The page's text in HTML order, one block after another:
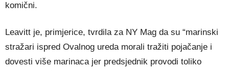
komični.
Leavitt je, primjerice, tvrdila za NY Mag da su “marinski
stražari ispred Ovalnog ureda morali tražiti pojačanje i
dovesti više marinaca jer predsjednik provodi toliko